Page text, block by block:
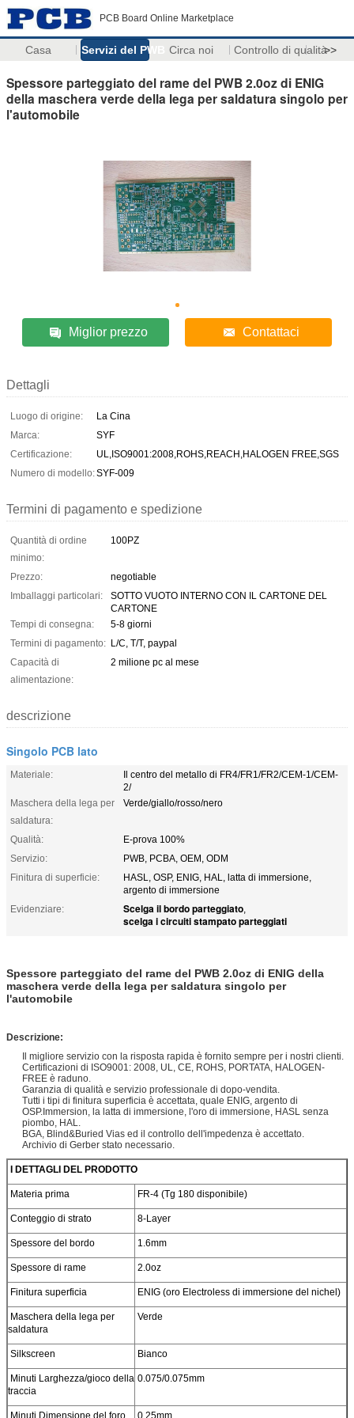
PCB Board Online Marketplace
Casa Servizi del PWB Circa noi Controllo di qualità>>
Spessore parteggiato del rame del PWB 2.0oz di ENIG
della maschera verde della lega per saldatura singolo per
l'automobile
Miglior prezzo Contattaci
Dettagli
Luogo di origine:
La Cina
Marca:
SYF
Certificazione:
UL,ISO9001:2008,ROHS,REACH,HALOGEN FREE,SGS
Numero di modello:SYF-009
Termini di pagamento e spedizione
Quantità di ordine
minimo:
100PZ
Prezzo:
negotiable
Imballaggi particolari:
SOTTO VUOTO INTERNO CON IL CARTONE DEL
CARTONE
Tempi di consegna:
5-8 giorni
Termini di pagamento: L/C, T/T, paypal
Capacità di
alimentazione:
2 milione pc al mese
descrizione
Singolo PCB lato
Materiale:
Il centro del metallo di FR4/FR1/FR2/CEM-1/CEM-
2/
Maschera della lega per
saldatura:
Verde/giallo/rosso/nero
Qualità:
E-prova 100%
Servizio:
PWB, PCBA, OEM, ODM
Finitura di superficie:
HASL, OSP, ENIG, HAL, latta di immersione,
argento di immersione
Evidenziare:
Scelga il bordo parteggiato,
scelga i circuiti stampato parteggiati
Spessore parteggiato del rame del PWB 2.0oz di ENIG della
maschera verde della lega per saldatura singolo per
l'automobile
Descrizione:
Il migliore servizio con la risposta rapida è fornito sempre per i nostri clienti.
Certificazioni di ISO9001: 2008, UL, CE, ROHS, PORTATA, HALOGEN-
FREE è raduno.
Garanzia di qualità e servizio professionale di dopo-vendita.
Tutti i tipi di finitura superficia è accettata, quale ENIG, argento di
OSP.Immersion, la latta di immersione, l'oro di immersione, HASL senza
piombo, HAL.
BGA, Blind&Buried Vias ed il controllo dell'impedenza è accettato.
Archivio di Gerber stato necessario.
I DETTAGLI DEL PRODOTTO
Materia prima FR-4 (Tg 180 disponibile)
Conteggio di strato 8-Layer
Spessore del bordo 1.6mm
Spessore di rame 2.0oz
Finitura superficia ENIG (oro Electroless di immersione del nichel)
Maschera della lega per
saldatura
Verde
Silkscreen Bianco
Minuti Larghezza/gioco della
traccia
0.075/0.075mm
Minuti Dimensione del foro 0.25mm